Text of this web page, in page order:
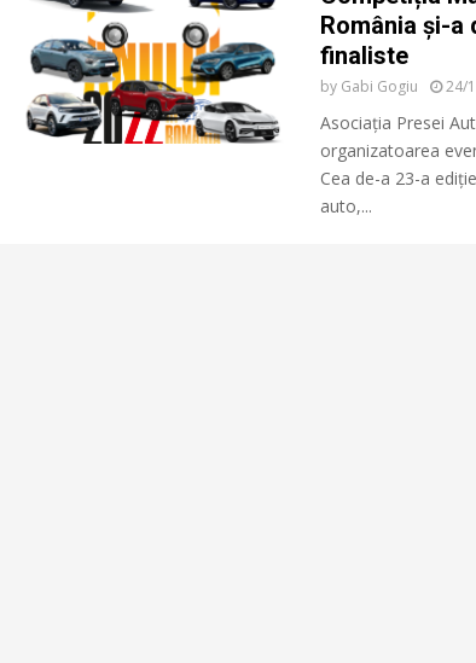
România și-a
finaliste
by Gabi Gogiu 24/
Asociația Presei
organizatoarea
Cea de-a 23-a
auto,...